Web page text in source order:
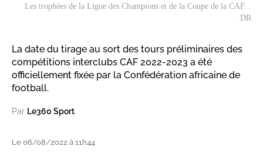
Les trophées de la Ligue des Champions et de la Coupe de la CAF. .
DR
La date du tirage au sort des tours préliminaires des
compétitions interclubs CAF 2022-2023 a été
officiellement fixée par la Confédération africaine de
football.
Par Le360 Sport
Le 06/08/2022 à 11h44